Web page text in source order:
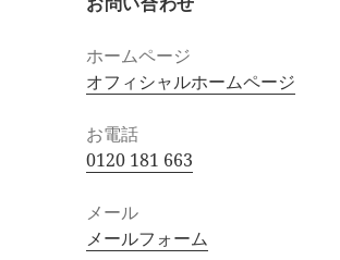
ホームページ
オフィシャルホームページ
お電話
0120 181 663
メール
メールフォーム